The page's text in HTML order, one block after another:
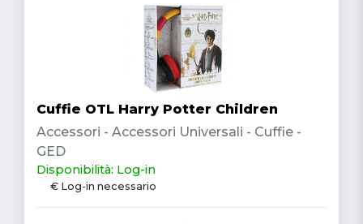
Cuffie OTL Harry Potter Children
Accessori - Accessori Universali - Cuffie -
GED
Disponibilità: Log-in
€ Log-in necessario